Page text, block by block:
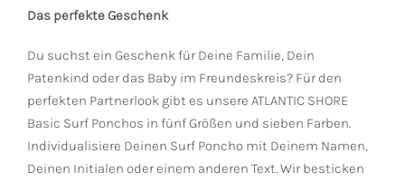
Das perfekte Geschenk
Du suchst ein Geschenk für Deine Familie, Dein
Patenkind oder das Baby im Freundeskreis? Für den
perfekten Partnerlook gibt es unsere ATLANTIC SHORE
Basic Surf Ponchos in fünf Größen und sieben Farben.
Individualisiere Deinen Surf Poncho mit Deinem Namen,
Deinen Initialen oder einem anderen Text. Wir besticken